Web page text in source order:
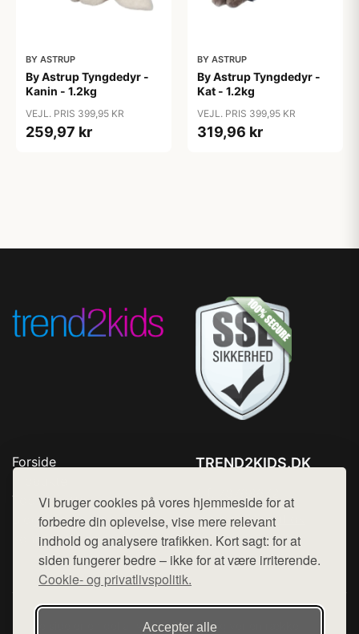
Vi bruger cookies på vores hjemmeside for at
forbedre din oplevelse, vise mere relevant
indhold og analysere trafikken. Kort sagt: for at
siden fungerer bedre – ikke for at være irriterende.
Cookie- og privatlivspolitik.
Accepter alle
BY ASTRUP
By Astrup Tyngdedyr -
Kanin - 1.2kg
VEJL. PRIS 399,95 KR
259,97 kr
BY ASTRUP
By Astrup Tyngdedyr -
Kat - 1.2kg
VEJL. PRIS 399,95 KR
319,96 kr
Forside
Top Rabatter
Blog
Kontakt
TREND2KIDS.DK
Mail: hej@want.dk
Cookie- og privatlivspolitik
Denne side er en del af want.dk, der udgiver en række